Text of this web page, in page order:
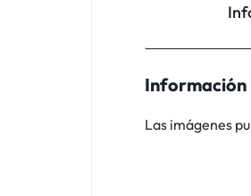
Las imágenes